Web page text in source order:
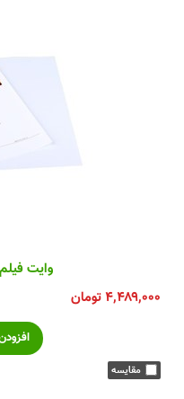
وایت فیلم A4 جوهرافشان
۴,۴۸۹,۰۰۰تومان